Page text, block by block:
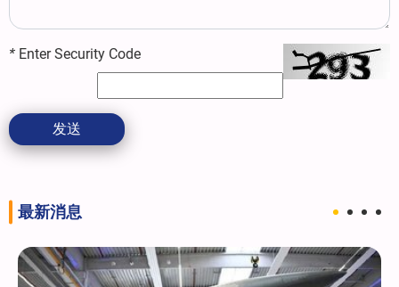
* Enter Security Code
发送
最新消息